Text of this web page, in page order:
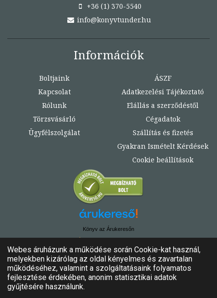
+36 (1) 370-5540
info@konyvtunder.hu
Információk
Boltjaink
Kapcsolat
Rólunk
Törzsvásárló
Ügyfélszolgálat
ÁSZF
Adatkezelési Tájékoztató
Elállás a szerződéstől
Cégadatok
Szállítás és fizetés
Gyakran Ismételt Kérdések
Cookie beállítások
Könyv az Árukeresőn